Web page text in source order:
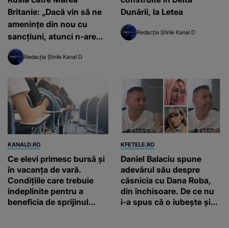
Britanie: „Dacă vin să ne
amenințe din nou cu
sancțiuni, atunci n-are
niciun rost”
Redacția Știrile Kanal D
Dunării, la Letea
Redacția Știrile Kanal D
KANALD.RO
Ce elevi primesc bursă și
în vacanța de vară.
Condițiile care trebuie
îndeplinite pentru a
beneficia de sprijinul
KFETELE.RO
Daniel Balaciu spune
adevărul său despre
căsnicia cu Dana Roba,
din închisoare. De ce nu
i-a spus că o iubește și